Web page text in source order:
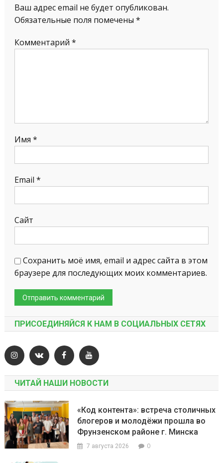
Ваш адрес email не будет опубликован.
Обязательные поля помечены *
Комментарий *
Имя *
Email *
Сайт
Сохранить моё имя, email и адрес сайта в этом
браузере для последующих моих комментариев.
ПРИСОЕДИНЯЙСЯ К НАМ В СОЦИАЛЬНЫХ СЕТЯХ
ЧИТАЙ НАШИ НОВОСТИ
«Код контента»: встреча столичных
блогеров и молодёжи прошла во
Фрунзенском районе г. Минска
7 августа 2026 0